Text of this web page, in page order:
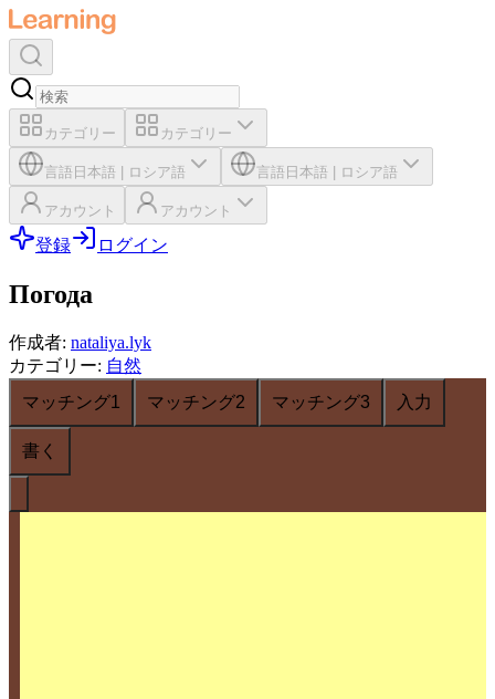
カテゴリー カテゴリー
言語 日本語 ロシア語 言語 日本語 ロシア語
アカウント アカウント
登録 ログイン
Погода
作成者: nataliya.lyk
カテゴリー: 自然
マッチング1
マッチング2 マッチング3 入力
書く